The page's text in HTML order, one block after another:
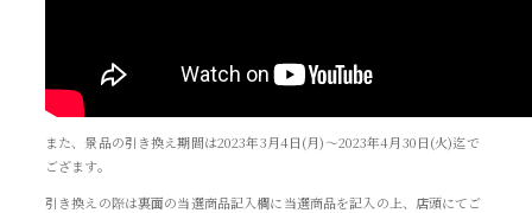
また、景品の引き換え期間は2023年3月4日(月)～2023年4月30日(火)迄で
ござます。
引き換えの際は裏面の当選商品記入欄に当選商品を記入の上、店頭にてご